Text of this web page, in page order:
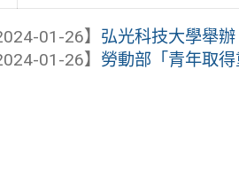
01-26】 弘光科技大學舉
01-26】 勞動部「青年取